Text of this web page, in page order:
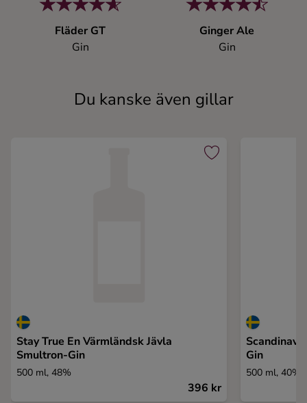
Fläder GT
Gin
Ginger Ale
Gin
Du kanske även gillar
Stay True En Värmländsk Jävla
Smultron-Gin
500 ml, 48%
396 kr
Gin
500 ml, 40%